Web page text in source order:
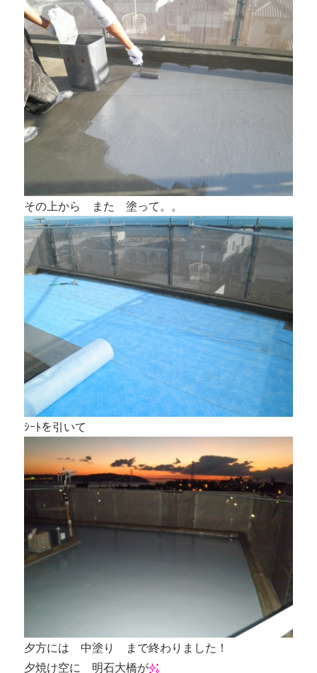
その上から また 塗って。。
ｼｰﾄを引いて
夕方には 中塗り まで終わりました！
夕焼け空に 明石大橋が